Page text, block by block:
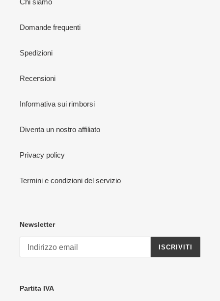
Domande frequenti
Spedizioni
Recensioni
Informativa sui rimborsi
Diventa un nostro affiliato
Privacy policy
Termini e condizioni del servizio
Newsletter
ISCRIVITI
Partita IVA